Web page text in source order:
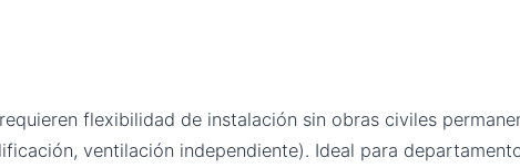
flexibilidad de instalación sin obras civiles
ventilación independiente). Ideal para